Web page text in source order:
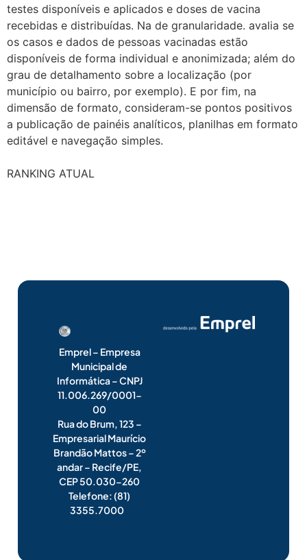
testes disponíveis e aplicados e doses de vacina
recebidas e distribuídas. Na de granularidade. avalia se
os casos e dados de pessoas vacinadas estão
disponíveis de forma individual e anonimizada; além do
grau de detalhamento sobre a localização (por
município ou bairro, por exemplo). E por fim, na
dimensão de formato, consideram-se pontos positivos
a publicação de painéis analíticos, planilhas em formato
editável e navegação simples.
RANKING ATUAL
Emprel – Empresa
Municipal de
Informática – CNPJ
11.006.269/0001-
00
Rua do Brum, 123 –
Empresarial Maurício
Brandão Mattos – 2º
andar – Recife/PE,
CEP 50.030-260
Telefone: (81)
3355.7000